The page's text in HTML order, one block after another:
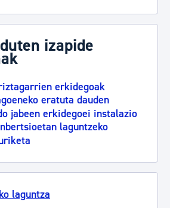
izapide
erkidegoak
eratuta dauden
jabeen erkidegoei instalazio
laguntzeko
laguntza